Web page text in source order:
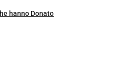
hanno Donato